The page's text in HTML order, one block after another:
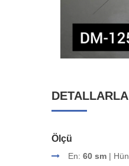
Ölçü
En: 60 sm |